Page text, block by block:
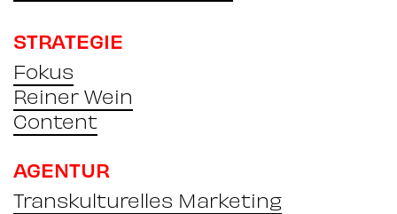
STRATEGIE
Fokus
Reiner Wein
Content
AGENTUR
Transkulturelles Marketing